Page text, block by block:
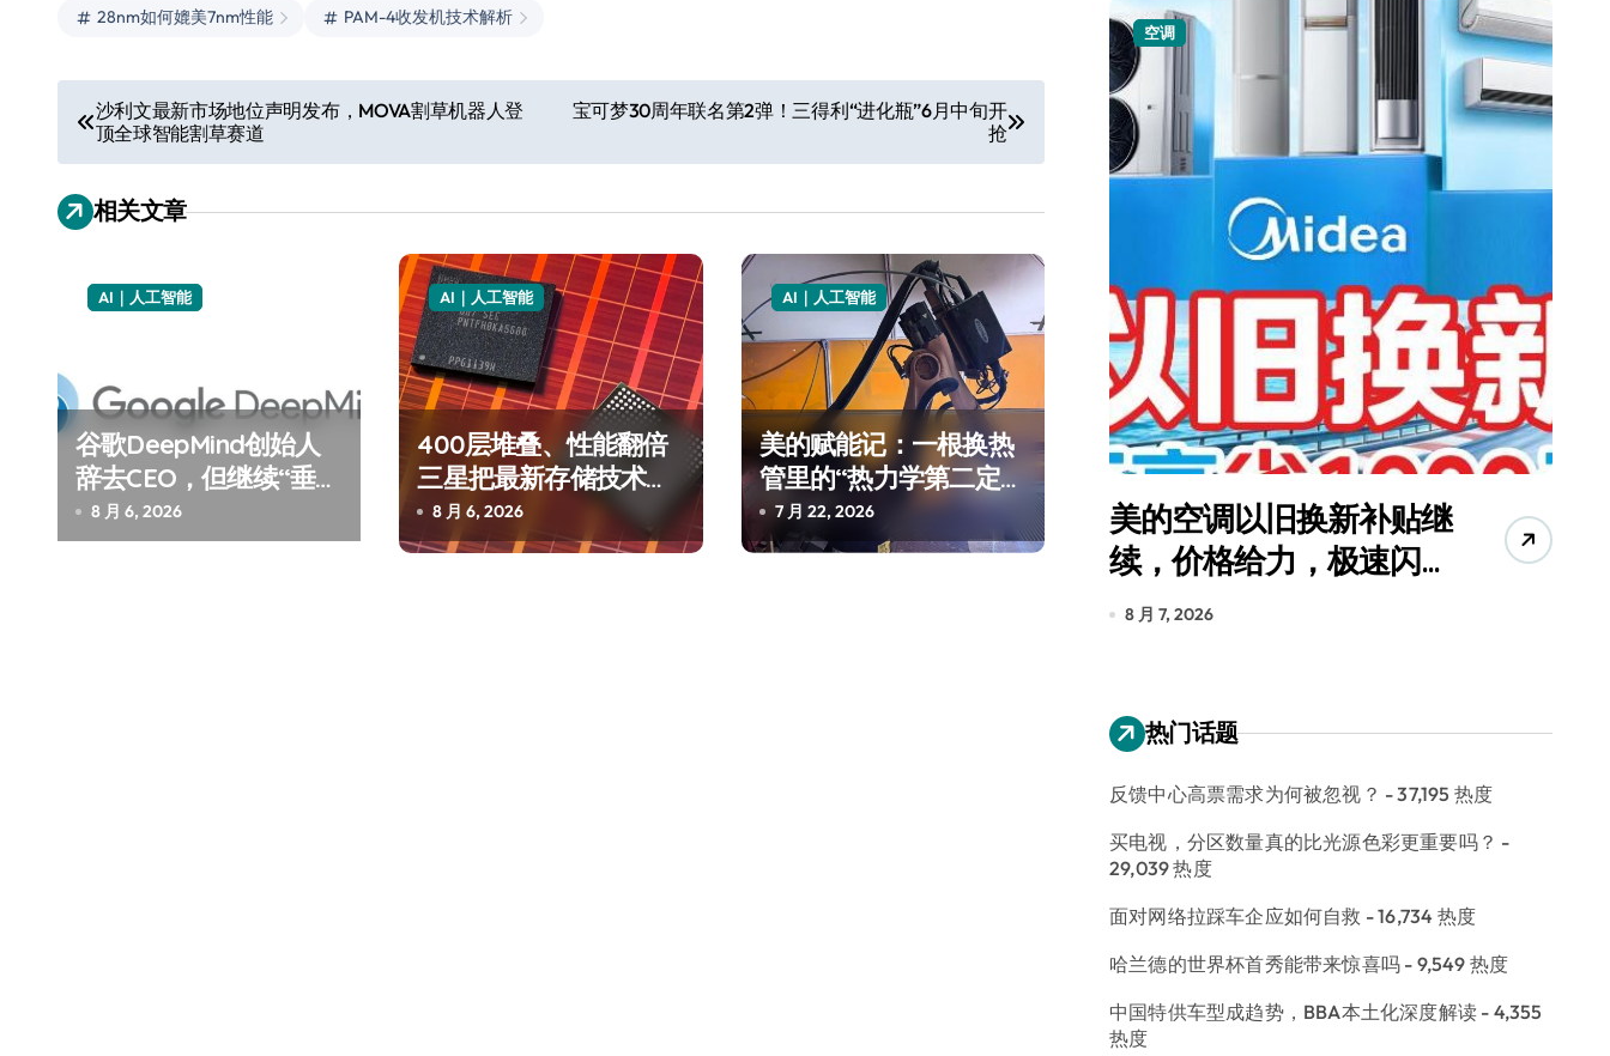
28nm如何媲美7nm性能 PAM-4收发机技术解析
文
章
导
沙利文最新市场地位声明发布，MOVA割草机器人登
顶全球智能割草赛道
宝可梦30周年联名第2弹！三得利“进化瓶”6月中旬开
抢
相关文章
AI｜人工智能
谷歌DeepMind创始人
辞去CEO，但继续“垂帘
听政”？
8 月 6, 2026
AI｜人工智能
400层堆叠、性能翻倍
三星把最新存储技术给
了AI
8 月 6, 2026
AI｜人工智能
美的赋能记：一根换热
管里的“热力学第二定
律”
7 月 22, 2026
追觅、石头科技注意：你
们的扫地机已被美国认定
净利润暴跌7.7%，苏泊尔
开始靠“擦边”续命了？
空调
美的空调以旧换新补贴继
续，价格给力，极速闪
装！
8 月 7, 2026
热门话题
反馈中心高票需求为何被忽视？ - 37,195 热度
买电视，分区数量真的比光源色彩更重要吗？ -
29,039 热度
面对网络拉踩车企应如何自救 - 16,734 热度
哈兰德的世界杯首秀能带来惊喜吗 - 9,549 热度
中国特供车型成趋势，BBA本土化深度解读 - 4,355
热度